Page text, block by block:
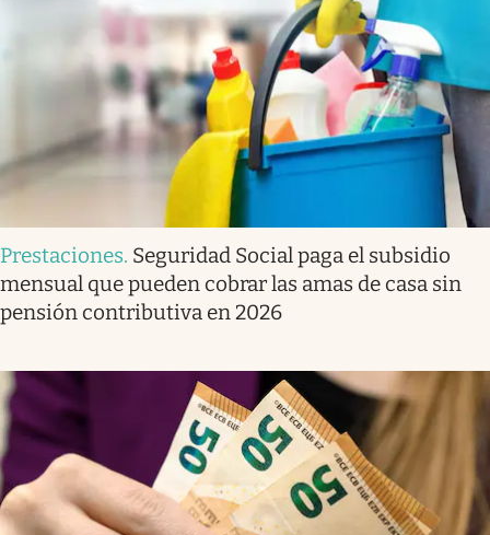
Prestaciones. Seguridad Social paga el subsidio
mensual que pueden cobrar las amas de casa sin
pensión contributiva en 2026